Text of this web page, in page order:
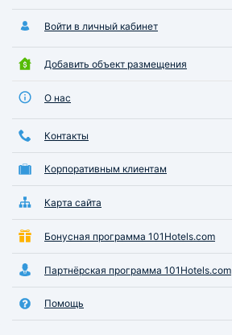
Войти в личный кабинет
Добавить объект размещения
О нас
Контакты
Корпоративным клиентам
Карта сайта
Бонусная программа 101Hotels.com
Партнёрская программа 101Hotels.com
Помощь